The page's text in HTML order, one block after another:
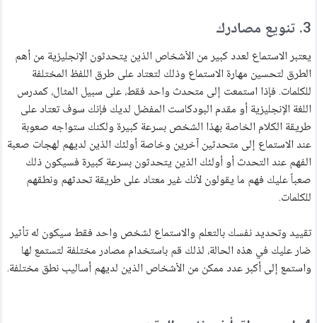
3. تنويع مصادرك
يعتبر الاستماع لعدد كبير من الأشخاص الذين يتحدثون الإنجليزية من أهم
الطرق لتحسين مهارة الاستماع وذلك لتعتاد على طرق اللفظ المختلفة
للكلمات. فإذا استمعت إلى متحدث واحد فقط، على سبيل المثال، كمدرس
اللغة الإنجليزية أو مقدم البودكاست المفضل لديك فإنك سوف تعتاد على
طريقة الكلام الخاصة بهذا الشخص بسرعة كبيرة ولكنك ستواجه صعوبة
عند الاستماع إلى متحدثين آخرين وخاصة أولئك الذين لديهم لهجات صعبة
الفهم عند التحدث أو أولئك الذين يتحدثون بسرعة كبيرة فسيكون ذلك
صعباً عليك فهم ما يقولون لأنك غير معتاد على طريقة تحدثهم ونطقهم
للكلمات.
تقييد وتحديد نفسك بالتعلم والاستماع لشخص واحد فقط سيكون له تأثير
ضار عليك في هذه الحالة، لذلك قم باستخدام مصادر مختلفة لتستمع لها
واستمع إلى أكبر عدد ممكن من الأشخاص الذين لديهم أساليب نطق مختلفة.